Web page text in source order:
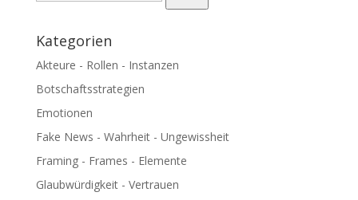
Kategorien
Akteure - Rollen - Instanzen
Botschaftsstrategien
Emotionen
Fake News - Wahrheit - Ungewissheit
Framing - Frames - Elemente
Glaubwürdigkeit - Vertrauen